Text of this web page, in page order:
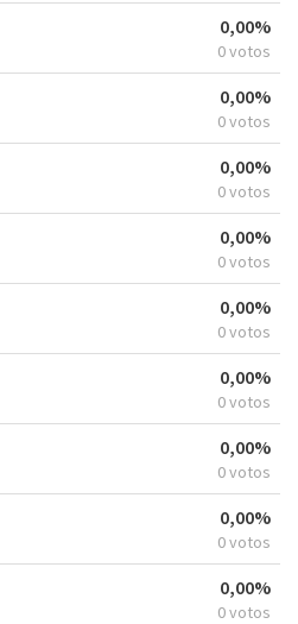
0,00%
0 votos
0,00%
0 votos
0,00%
0 votos
0,00%
0 votos
0,00%
0 votos
0,00%
0 votos
0,00%
0 votos
0,00%
0 votos
0,00%
0 votos